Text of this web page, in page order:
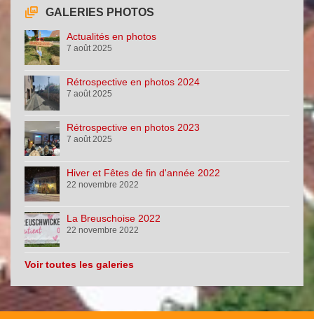
GALERIES PHOTOS
Actualités en photos
7 août 2025
Rétrospective en photos 2024
7 août 2025
Rétrospective en photos 2023
7 août 2025
Hiver et Fêtes de fin d'année 2022
22 novembre 2022
La Breuschoise 2022
22 novembre 2022
Voir toutes les galeries